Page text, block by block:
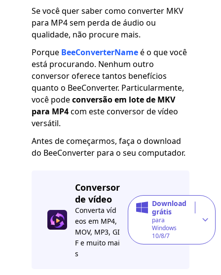
Se você quer saber como converter MKV
para MP4 sem perda de áudio ou
qualidade, não procure mais.
Porque BeeConverterNameé o que você
está procurando. Nenhum outro
conversor oferece tantos benefícios
quanto o BeeConverter. Particularmente,
você podeconversão em lote de MKV
para MP4com este conversor de vídeo
versátil.
Antes de começarmos, faça o download
do BeeConverter para o seu computador.
Conversor
de vídeo
Converta víd
eos em MP4,
MOV, MP3, GI
F e muito mai
s
Download
grátis
para
Windows
10/8/7